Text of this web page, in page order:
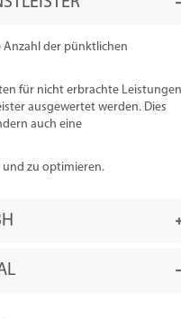
Anzahl der pünktlichen
für nicht erbrachte
ausgewertet werden. Dies
auch eine
und zu optimieren.